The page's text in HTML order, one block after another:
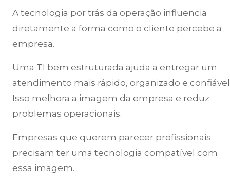
A tecnologia por trás da operação influencia
diretamente a forma como o cliente percebe a
empresa.
Uma TI bem estruturada ajuda a entregar um
atendimento mais rápido, organizado e
Isso melhora a imagem da empresa e reduz
problemas operacionais.
Empresas que querem parecer profissionais
precisam ter uma tecnologia compatível com
essa imagem.